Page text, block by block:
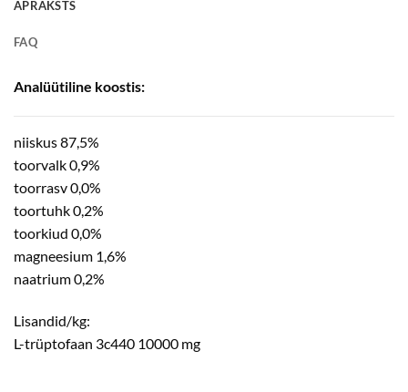
APRAKSTS
FAQ
Analüütiline koostis:
niiskus 87,5%
toorvalk 0,9%
toorrasv 0,0%
toortuhk 0,2%
toorkiud 0,0%
magneesium 1,6%
naatrium 0,2%
Lisandid/kg:
L-trüptofaan 3c440 10000 mg